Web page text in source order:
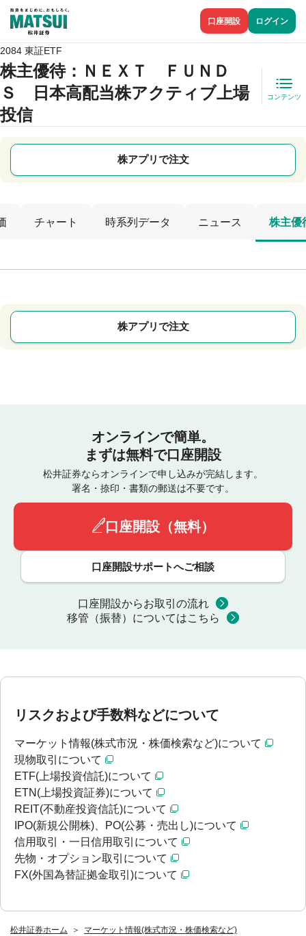
口座開設 ログイン
松井証券ホーム
マーケット情報(株式市況・株価検索など)
2084 東証ETF
株主優待：ＮＥＸＴ ＦＵＮＤ
Ｓ 日本高配当株アクティブ上場
投信
コンテンツ
株アプリで注文
チャート 時系列データ ニュース 株主優
株アプリで注文
オンラインで簡単。
まずは無料で口座開設
松井証券ならオンラインで申し込みが完結します。
署名・捺印・書類の郵送は不要です。
口座開設（無料）
口座開設サポートへご相談
口座開設からお取引の流れ
移管（振替）についてはこちら
リスクおよび手数料などについて
マーケット情報(株式市況・株価検索など)について
現物取引について
ETF(上場投資信託)について
ETN(上場投資証券)について
REIT(不動産投資信託)について
IPO(新規公開株)、PO(公募・売出し)について
信用取引・一日信用取引について
先物・オプション取引について
FX(外国為替証拠金取引)について